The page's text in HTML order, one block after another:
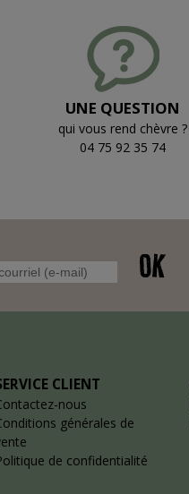
UNE QUESTION
qui vous rend chèvre ?
04 75 92 35 74
OK
CLIENT
nous
générales de
de confidentialité